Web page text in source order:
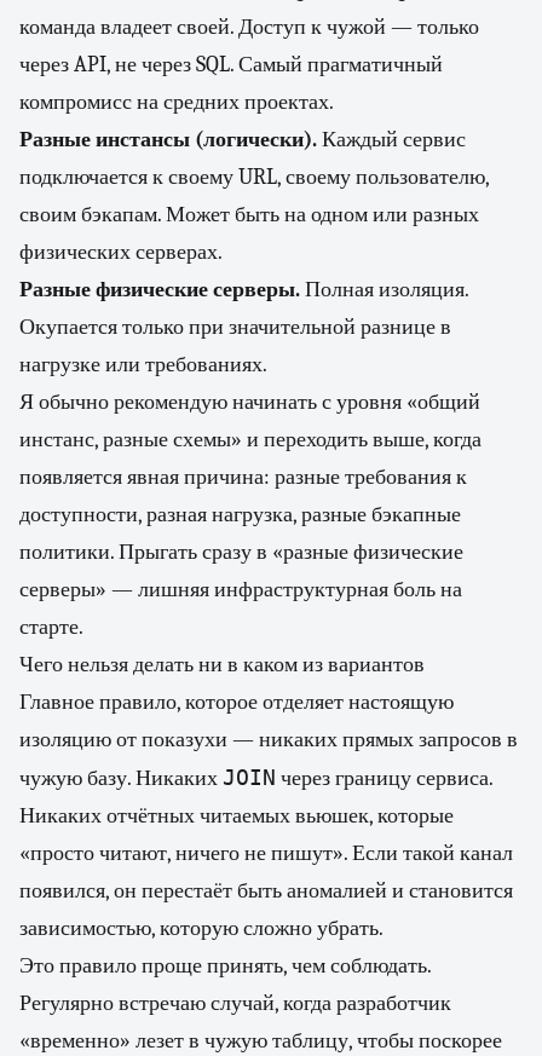
команда владеет своей. Доступ к чужой — только
через API, не через SQL. Самый прагматичный
компромисс на средних проектах.
Разные инстансы (логически).Каждый сервис
подключается к своему URL, своему пользователю,
своим бэкапам. Может быть на одном или разных
физических серверах.
Разные физические серверы.Полная изоляция.
Окупается только при значительной разнице в
нагрузке или требованиях.
Я обычно рекомендую начинать с уровня «общий
инстанс, разные схемы» и переходить выше, когда
появляется явная причина: разные требования к
доступности, разная нагрузка, разные бэкапные
политики. Прыгать сразу в «разные физические
серверы» — лишняя инфраструктурная боль на
старте.
Чего нельзя делать ни в каком из вариантов
Главное правило, которое отделяет настоящую
изоляцию от показухи — никаких прямых запросов в
чужую базу. Никаких JOIN через границу сервиса.
Никаких отчётных читаемых вьюшек, которые
«просто читают, ничего не пишут». Если такой канал
появился, он перестаёт быть аномалией и становится
зависимостью, которую сложно убрать.
Это правило проще принять, чем соблюдать.
Регулярно встречаю случай, когда разработчик
«временно» лезет в чужую таблицу, чтобы поскорее